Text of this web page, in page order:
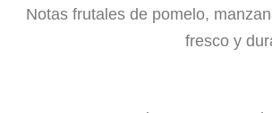
Notas frutales de pomelo,
fresco y